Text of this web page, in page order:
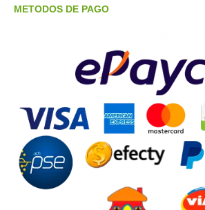
METODOS DE PAGO